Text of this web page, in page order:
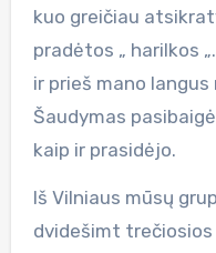
kuo greičiau
pradėtos „ harilkos
ir prieš mano
Šaudymas
kaip ir prasidėjo.
Iš Vilniaus mūsų
dvidešimt